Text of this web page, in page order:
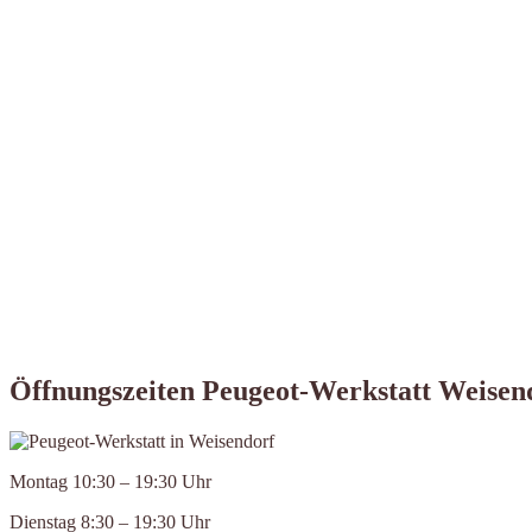
Öffnungszeiten Peugeot-Werkstatt
Montag 10:30 – 19:30 Uhr
Dienstag 8:30 – 19:30 Uhr